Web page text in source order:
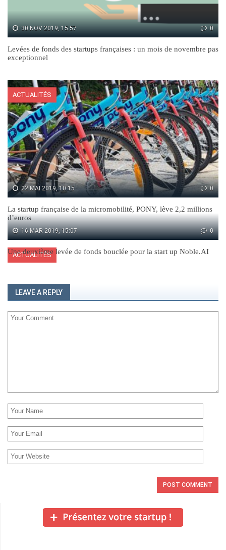
30 NOV 2019, 15:57 0
Levées de fonds des startups françaises : un mois de novembre pas
exceptionnel
ACTUALITÉS
22 MAI 2019, 10:15 0
La startup française de la micromobilité, PONY, lève 2,2 millions
d’euros
ACTUALITÉS
16 MAR 2019, 15:07 0
Une deuxième levée de fonds bouclée pour la start up Noble.AI
LEAVE A REPLY